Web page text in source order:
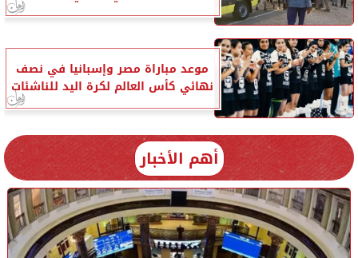
موعد مباراة مصر وإسبانيا في نصف
نهائي كأس العالم لكرة اليد للناشئات
أهم الأخبار